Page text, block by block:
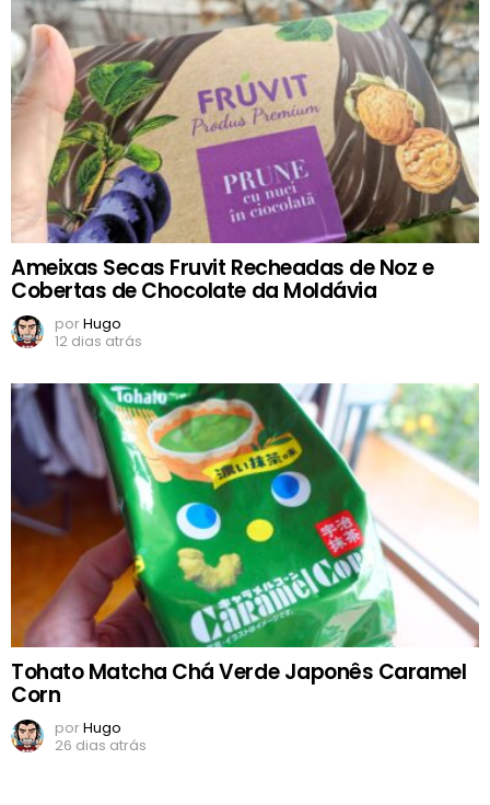
Ameixas Secas Fruvit Recheadas de Noz e
Cobertas de Chocolate da Moldávia
porHugo
12 dias atrás
Tohato Matcha Chá Verde Japonês Caramel
Corn
porHugo
26 dias atrás